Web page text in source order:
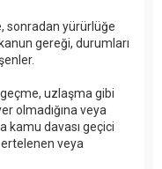
sonradan yürürlüğe
gereği, durumları
uzlaşma gibi
olmadığına veya
kamu davası geçici
veya